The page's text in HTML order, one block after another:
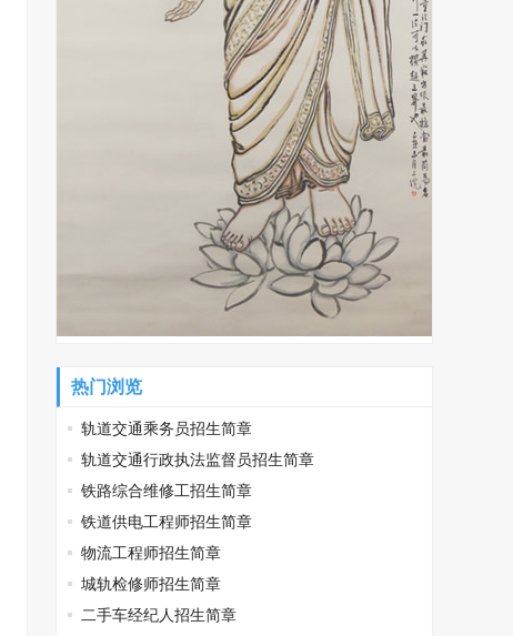
热门浏览
轨道交通乘务员招生简章
轨道交通行政执法监督员招生简章
铁路综合维修工招生简章
铁道供电工程师招生简章
物流工程师招生简章
城轨检修师招生简章
二手车经纪人招生简章